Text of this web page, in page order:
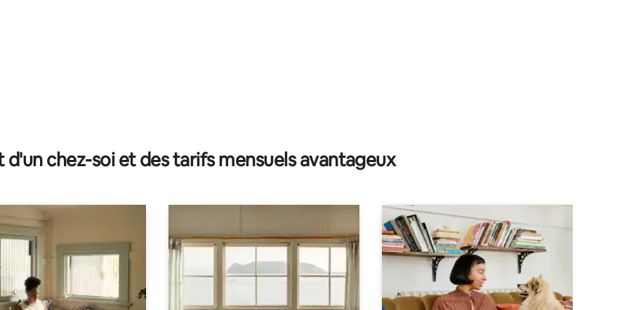
base de 209 commentaires : 4,99 sur 5
d'un chez-soi et des tarifs mensuels avantageux